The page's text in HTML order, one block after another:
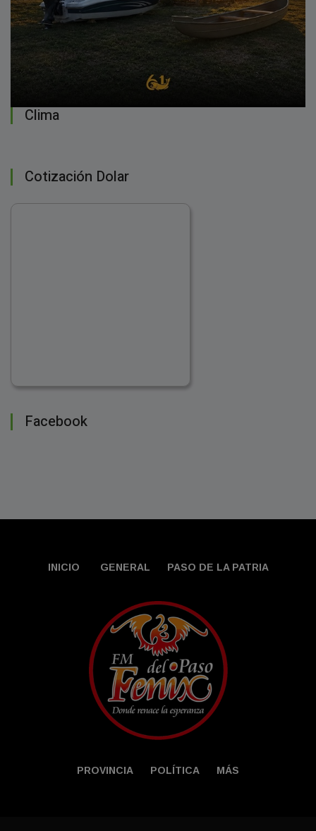
Clima
Cotización Dolar
Facebook
INICIO GENERAL PASO DE LA PATRIA
PROVINCIA POLÍTICA MÁS